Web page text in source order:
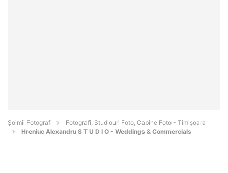
Șoimii Fotografi
Fotografi, Studiouri Foto, Cabine Foto - Timişoara
Hreniuc Alexandru S T U D I O - Weddings & Commercials